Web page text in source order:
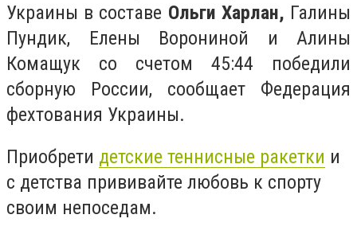
Украины в составе Ольги Харлан, Галины
Пундик, Елены Ворониной и Алины
Комащук со счетом 45:44 победили
сборную России, сообщает Федерация
фехтования Украины.
Приобрети детские теннисные ракетки и
с детства прививайте любовь к спорту
своим непоседам.